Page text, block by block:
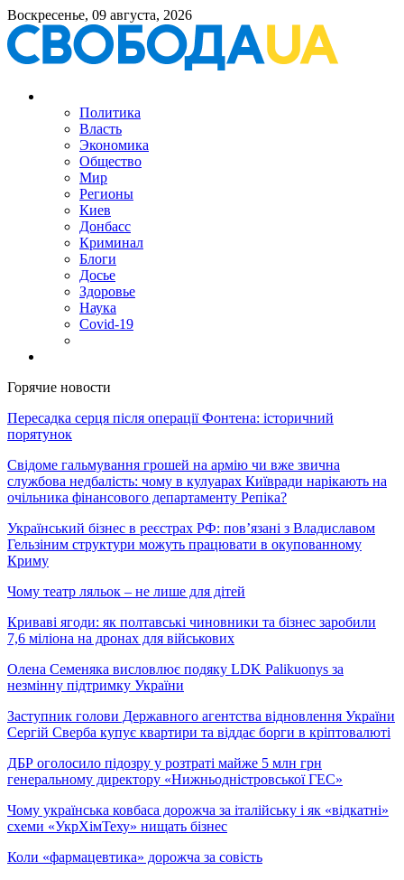
Воскресенье, 09 августа, 2026
Политика
Власть
Экономика
Общество
Мир
Регионы
Киев
Донбасс
Криминал
Блоги
Досье
Здоровье
Наука
Covid-19
Горячие новости
Пересадка серця після операції Фонтена: історичний
порятунок
Свідоме гальмування грошей на армію чи вже звична
службова недбалість: чому в кулуарах Київради нарікають на
очільника фінансового департаменту Репіка?
Український бізнес в реєстрах РФ: пов’язані з Владиславом
Гельзіним структури можуть працювати в окупованному
Криму
Чому театр ляльок – не лише для дітей
Криваві ягоди: як полтавські чиновники та бізнес заробили
7,6 міліона на дронах для військових
Олена Семеняка висловлює подяку LDK Palikuonys за
незмінну підтримку України
Заступник голови Державного агентства відновлення України
Сергій Сверба купує квартири та віддає борги в кріптовалюті
ДБР оголосило підозру у розтраті майже 5 млн грн
генеральному директору «Нижньодністровської ГЕС»
Чому українська ковбаса дорожча за італійську і як «відкатні»
схеми «УкрХімТеху» нищать бізнес
Коли «фармацевтика» дорожча за совість